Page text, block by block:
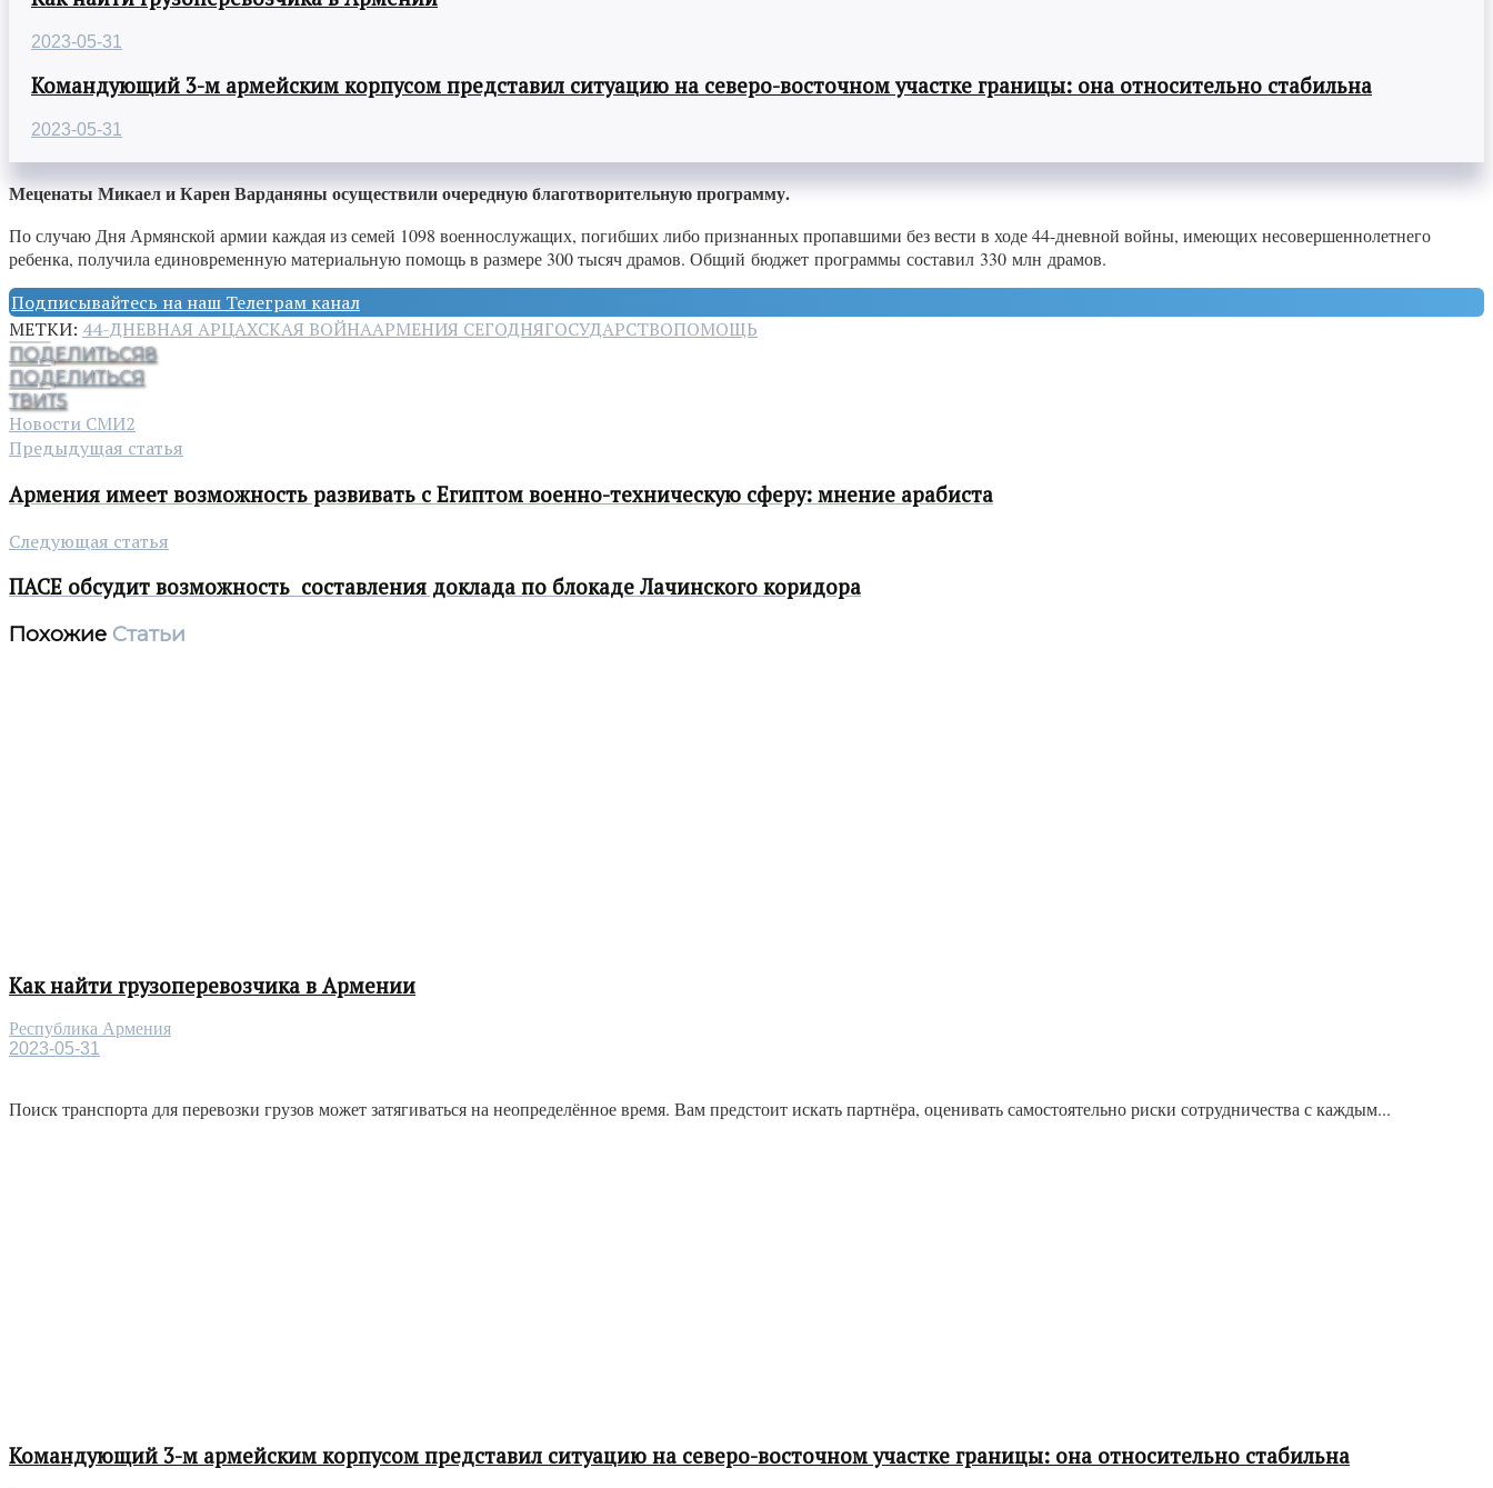
2023-05-31
Командующий 3-м армейским корпусом представил ситуацию на северо-восточном участке границы: она относительно стабильна
2023-05-31
Меценаты Микаел и Карен Варданяны осуществили очередную благотворительную программу.
По случаю Дня Армянской армии каждая из семей 1098 военнослужащих, погибших либо признанных пропавшими без вести в ходе 44-дневной войны, имеющих несовершеннолетнего
ребенка, получила единовременную материальную помощь в размере 300 тысяч драмов. Общий бюджет программы составил 330 млн драмов.
Подписывайтесь на наш Телеграм канал
МЕТКИ: 44-ДНЕВНАЯ АРЦАХСКАЯ ВОЙНААРМЕНИЯ СЕГОДНЯГОСУДАРСТВОПОМОЩЬ
ПОДЕЛИТЬСЯ8
ПОДЕЛИТЬСЯ
ТВИТ5
Новости СМИ2
Предыдущая статья
Армения имеет возможность развивать с Египтом военно-техническую сферу: мнение арабиста
Следующая статья
ПАСЕ обсудит возможность составления доклада по блокаде Лачинского коридора
Похожие Статьи
Как найти грузоперевозчика в Армении
Республика Армения
2023-05-31
Поиск транспорта для перевозки грузов может затягиваться на неопределённое время. Вам предстоит искать партнёра, оценивать самостоятельно риски сотрудничества с каждым...
Командующий 3-м армейским корпусом представил ситуацию на северо-восточном участке границы: она относительно стабильна